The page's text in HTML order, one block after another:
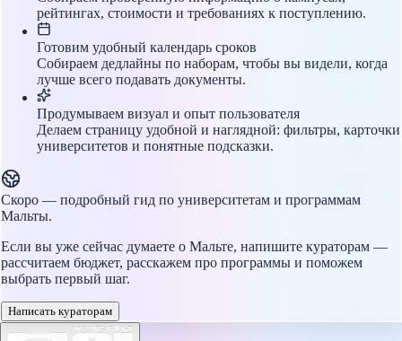
рейтингах, стоимости и требованиях к поступлению.
Готовим удобный календарь сроков
Собираем дедлайны по наборам, чтобы вы видели, когда
лучше всего подавать документы.
Продумываем визуал и опыт пользователя
Делаем страницу удобной и наглядной: фильтры, карточки
университетов и понятные подсказки.
Скоро — подробный гид по университетам и программам
Мальты.
Если вы уже сейчас думаете о Мальте, напишите кураторам —
рассчитаем бюджет, расскажем про программы и поможем
выбрать первый шаг.
Написать кураторам